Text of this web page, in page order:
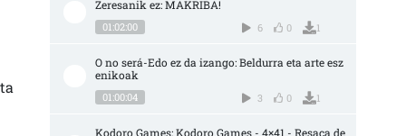
Zeresanik ez: MAKRIBA!
01:02:00 6 0 1
O no será-Edo ez da izango: Beldurra eta arte esz
enikoak
01:00:04 3 0 1
Kodoro Games: Kodoro Games - 4×41 - Resaca de